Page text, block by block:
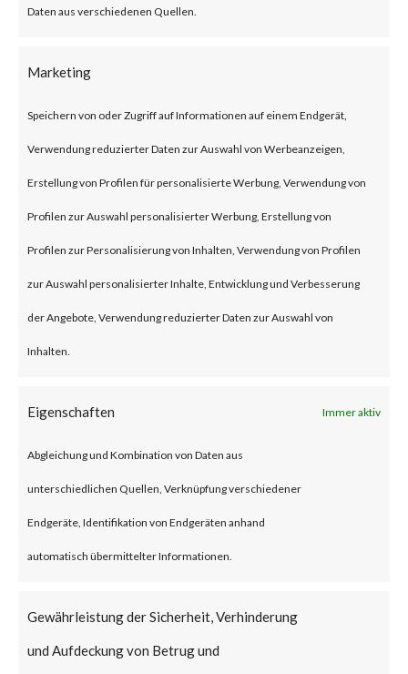
Daten aus verschiedenen Quellen.
Marketing
Speichern von oder Zugriff auf Informationen auf einem Endgerät,
Verwendung reduzierter Daten zur Auswahl von Werbeanzeigen,
Erstellung von Profilen für personalisierte Werbung, Verwendung von
Profilen zur Auswahl personalisierter Werbung, Erstellung von
Profilen zur Personalisierung von Inhalten, Verwendung von Profilen
zur Auswahl personalisierter Inhalte, Entwicklung und Verbesserung
der Angebote, Verwendung reduzierter Daten zur Auswahl von
Inhalten.
Eigenschaften Immer aktiv
Abgleichung und Kombination von Daten aus
unterschiedlichen Quellen, Verknüpfung verschiedener
Endgeräte, Identifikation von Endgeräten anhand
automatisch übermittelter Informationen.
Gewährleistung der Sicherheit, Verhinderung
und Aufdeckung von Betrug und
solutions start.Also, BlackLotus
advertised and sold in
underground forums as such use
of BlackLotus will likely increase
in attacks.What is BlackLotus?
BlackLotus is a malware that
can bypass UEFI Secure Boot
feature to install itself and
deploys a backdoor that allows
an attacker to remotely control
remote commands.BlackLotus
leverages CVE-2022-21894
(Secure Boot Security Feature
Bypass vulnerability) to bypass
UEFI Secure Boot. While the
Microsoft in regular Patch
Tuesday January 2022,